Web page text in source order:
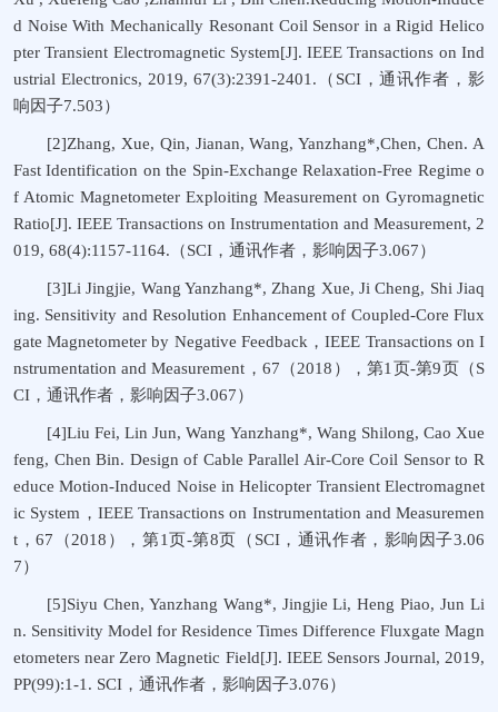
d Noise With Mechanically Resonant Coil Sensor in a Rigid Helico
pter Transient Electromagnetic System[J]. IEEE Transactions on Ind
ustrial Electronics, 2019, 67(3):2391-2401.（SCI，通讯作者，影
响因子7.503）
[2]Zhang, Xue, Qin, Jianan, Wang, Yanzhang*,Chen, Chen. A
Fast Identification on the Spin-Exchange Relaxation-Free Regime o
f Atomic Magnetometer Exploiting Measurement on Gyromagnetic
Ratio[J]. IEEE Transactions on Instrumentation and Measurement, 2
019, 68(4):1157-1164.（SCI，通讯作者，影响因子3.067）
[3]Li Jingjie, Wang Yanzhang*, Zhang Xue, Ji Cheng, Shi Jiaq
ing. Sensitivity and Resolution Enhancement of Coupled-Core Flux
gate Magnetometer by Negative Feedback，IEEE Transactions on I
nstrumentation and Measurement，67（2018），第1页-第9页（S
CI，通讯作者，影响因子3.067）
[4]Liu Fei, Lin Jun, Wang Yanzhang*, Wang Shilong, Cao Xue
feng, Chen Bin. Design of Cable Parallel Air-Core Coil Sensor to R
educe Motion-Induced Noise in Helicopter Transient Electromagnet
ic System，IEEE Transactions on Instrumentation and Measuremen
t，67（2018），第1页-第8页（SCI，通讯作者，影响因子3.06
7）
[5]Siyu Chen, Yanzhang Wang*, Jingjie Li, Heng Piao, Jun Li
n. Sensitivity Model for Residence Times Difference Fluxgate Magn
etometers near Zero Magnetic Field[J]. IEEE Sensors Journal, 2019,
PP(99):1-1. SCI，通讯作者，影响因子3.076）